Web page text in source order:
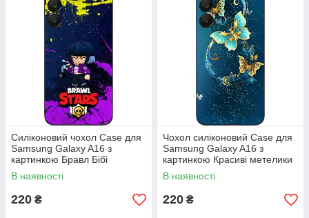
Силіконовий чохол Case для
Samsung Galaxy A16 з
картинкою Бравл Бібі
В наявності
220 ₴
Чохол силіконовий Case для
Samsung Galaxy A16 з
картинкою Красиві метелики
В наявності
220 ₴